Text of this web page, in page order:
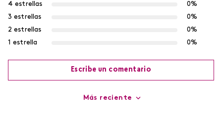
4 estrellas
0%
3 estrellas
0%
2 estrellas
0%
1 estrella
0%
Escribe un comentario
Más reciente